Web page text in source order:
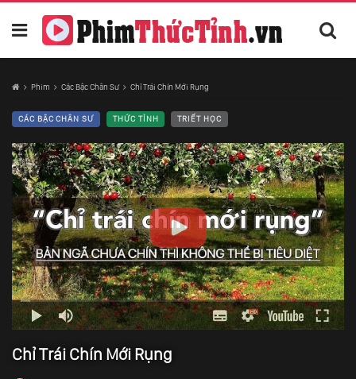
Phim Các Bậc Chân Sư Chỉ Trái Chín Mới Rụng
CÁC BẬC CHÂN SƯ THỨC TỈNH TRIẾT HỌC
Chỉ Trái Chín Mới Rụng